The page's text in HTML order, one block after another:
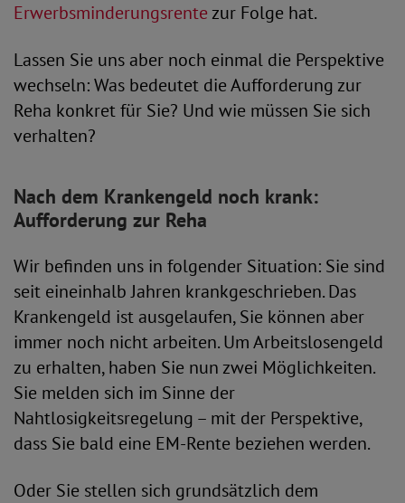
Erwerbsminderungsrente zur Folge hat.
Lassen Sie uns aber noch einmal die Perspektive
wechseln: Was bedeutet die Aufforderung zur
Reha konkret für Sie? Und wie müssen Sie sich
verhalten?
Nach dem Krankengeld noch krank:
Aufforderung zur Reha
Wir befinden uns in folgender Situation: Sie sind
seit eineinhalb Jahren krankgeschrieben. Das
Krankengeld ist ausgelaufen, Sie können aber
immer noch nicht arbeiten. Um Arbeitslosengeld
zu erhalten, haben Sie nun zwei Möglichkeiten.
Sie melden sich im Sinne der
Nahtlosigkeitsregelung – mit der Perspektive,
dass Sie bald eine EM-Rente beziehen werden.
Oder Sie stellen sich grundsätzlich dem